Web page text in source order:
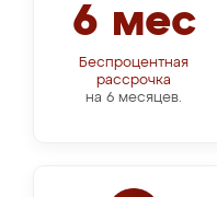
6 мес
Беспроцентная
рассрочка
на 6 месяцев.